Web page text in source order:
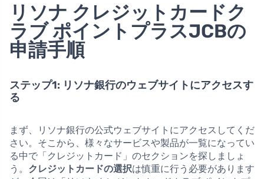
リソナ クレジットカードク
ラブ ポイントプラスJCBの
申請手順
ステップ1: リソナ銀行のウェブサイトにアクセスす
る
まず、リソナ銀行の公式ウェブサイトにアクセスしてくだ
さい。そこから、様々なサービスや製品が一覧になってい
る中で「クレジットカード」のセクションを探しましょ
う。 クレジットカードの選択は慎重に行う必要があります